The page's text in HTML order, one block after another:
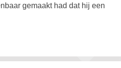
gemaakt had dat hij een